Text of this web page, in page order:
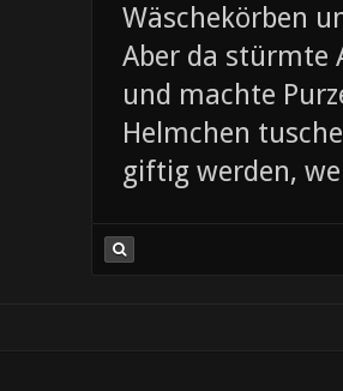
Wäschekörben
Aber da stürmte
und machte
Helmchen
giftig werden,